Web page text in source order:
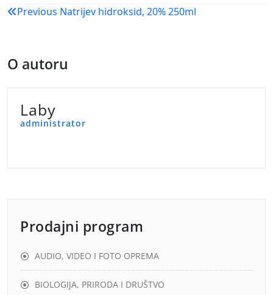
Navigacija
Previous Natrijev hidroksid, 20% 250ml
O autoru
Laby
administrator
Prodajni program
AUDIO, VIDEO I FOTO OPREMA
BIOLOGIJA, PRIRODA I DRUŠTVO